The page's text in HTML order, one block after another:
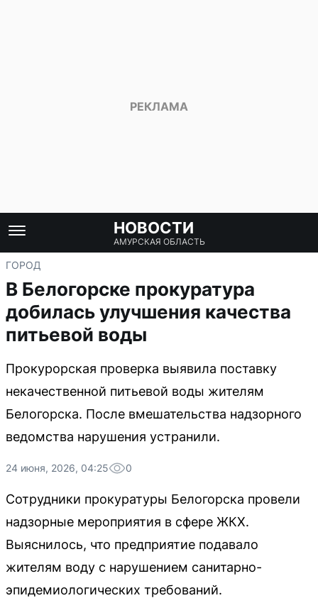
НОВОСТИ
АМУРСКАЯ ОБЛАСТЬ
ГОРОД
В Белогорске прокуратура
добилась улучшения качества
питьевой воды
Прокурорская проверка выявила поставку
некачественной питьевой воды жителям
Белогорска. После вмешательства надзорного
ведомства нарушения устранили.
24 июня, 2026, 04:25 0
Сотрудники прокуратуры Белогорска провели
надзорные мероприятия в сфере ЖКХ.
Выяснилось, что предприятие подавало
жителям воду с нарушением санитарно-
эпидемиологических требований.